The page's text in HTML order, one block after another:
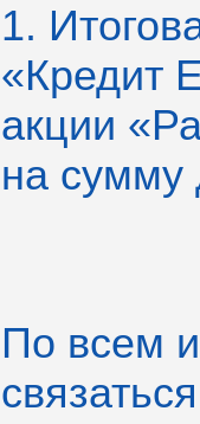
1.
«Кредит
акции
на сумму
По всем